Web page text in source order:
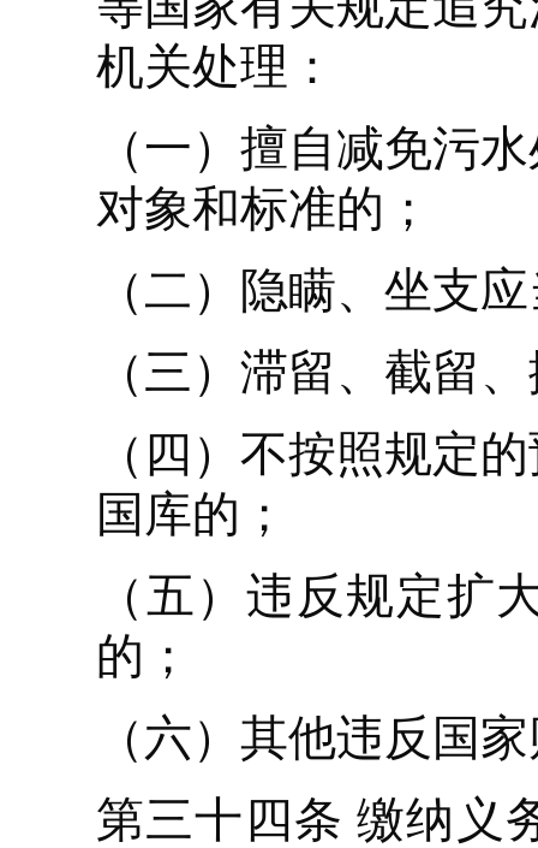
机关处理：
（一）擅自减免污
对象和标准的；
（二）隐瞒、坐支
（三）滞留、截留
（四）不按照规定
国库的；
（五）违反规定扩
的；
（六）其他违反国
第三十四条 缴纳义